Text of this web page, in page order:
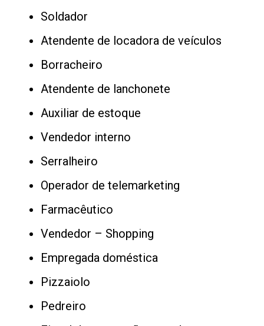
Soldador
Atendente de locadora de veículos
Borracheiro
Atendente de lanchonete
Auxiliar de estoque
Vendedor interno
Serralheiro
Operador de telemarketing
Farmacêutico
Vendedor – Shopping
Empregada doméstica
Pizzaiolo
Pedreiro